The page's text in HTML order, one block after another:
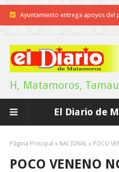
Reconoce Américo labor de la
Brindará Familia UAT un
A
Instala Sector Salud Comité
Inicia el ayuntamiento
H, Matamoros,
El Diario de
Página Principal NACIONAL POCO
POCO VENENO